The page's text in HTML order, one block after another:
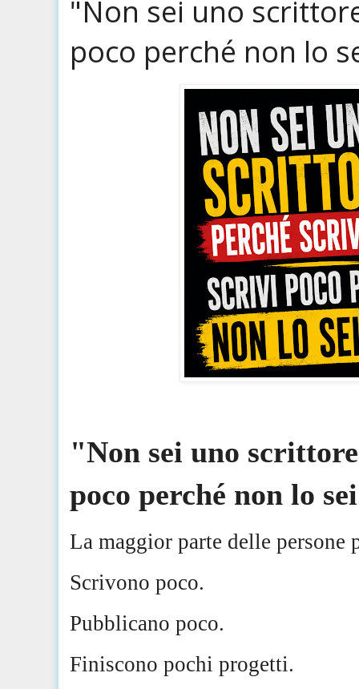
"Non sei uno
poco perché non lo
"Non sei uno
poco perché non lo
La maggior parte delle persone
Scrivono poco.
Pubblicano poco.
Finiscono pochi progetti.